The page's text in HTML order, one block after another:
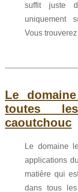
suffit juste
uniquement
Vous
Le
toutes
caoutchouc
Le domaine
applications
matière qui
dans tous les